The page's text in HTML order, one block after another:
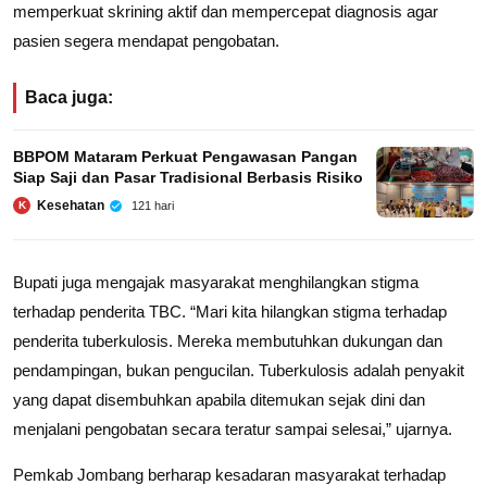
memperkuat skrining aktif dan mempercepat diagnosis agar
pasien segera mendapat pengobatan.
Baca juga:
BBPOM Mataram Perkuat Pengawasan Pangan
Siap Saji dan Pasar Tradisional Berbasis Risiko
K Kesehatan 121 hari
Bupati juga mengajak masyarakat menghilangkan stigma
terhadap penderita TBC. “Mari kita hilangkan stigma terhadap
penderita tuberkulosis. Mereka membutuhkan dukungan dan
pendampingan, bukan pengucilan. Tuberkulosis adalah penyakit
yang dapat disembuhkan apabila ditemukan sejak dini dan
menjalani pengobatan secara teratur sampai selesai,” ujarnya.
Pemkab Jombang berharap kesadaran masyarakat terhadap